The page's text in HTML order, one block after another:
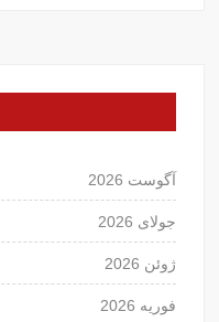
آگوست 2026
جولای 2026
ژوئن 2026
فوریه 2026